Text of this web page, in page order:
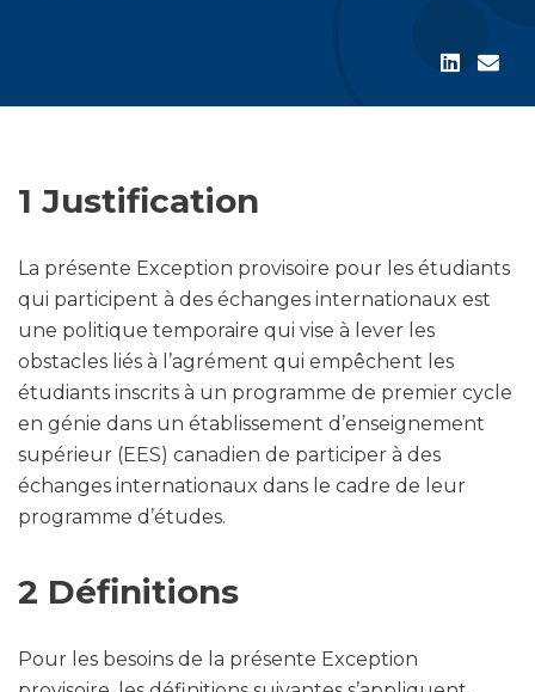
1 Justification
La présente Exception provisoire pour les étudiants
qui participent à des échanges internationaux est
une politique temporaire qui vise à lever les
obstacles liés à l’agrément qui empêchent les
étudiants inscrits à un programme de premier cycle
en génie dans un établissement d’enseignement
supérieur (EES) canadien de participer à des
échanges internationaux dans le cadre de leur
programme d’études.
2 Définitions
Pour les besoins de la présente Exception